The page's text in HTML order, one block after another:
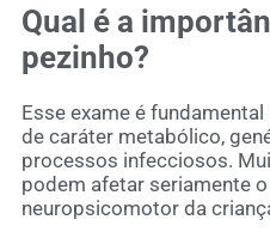
Qual é a
pezinho?
Esse exame é
de caráter metabólico,
processos infecciosos.
podem afetar seriamente
neuropsicomotor da